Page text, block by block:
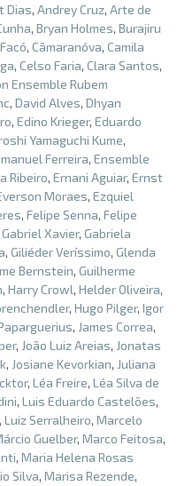
Dias, Andrey Cruz, Arte de
, Bryan Holmes, Burajiru
, Câmaranóva, Camila
, Celso Faria, Clara Santos,
Ensemble Rubem
, David Alves, Dhyan
, Edino Krieger, Eduardo
Yamaguchi Kume,
Ferreira, Ensemble
Ribeiro, Ernani Aguiar, Ernst
Moraes, Ezquiel
, Felipe Senna, Felipe
Gabriel Xavier, Gabriela
, Giliéder Veríssimo, Glenda
Bernstein, Guilherme
, Harry Crowl, Helder Oliveira,
, Hugo Pilger, Igor
, James Correa,
, João Luiz Areias, Jonatas
, Josiane Kevorkian, Juliana
, Léa Freire, Léa Silva de
, Luis Eduardo Castelões,
, Luiz Serralheiro, Marcelo
Guelber, Marco Feitosa,
, Maria Helena Rosas
Silva, Marisa Rezende,